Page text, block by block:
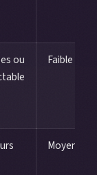
ou
Faible
Moyen